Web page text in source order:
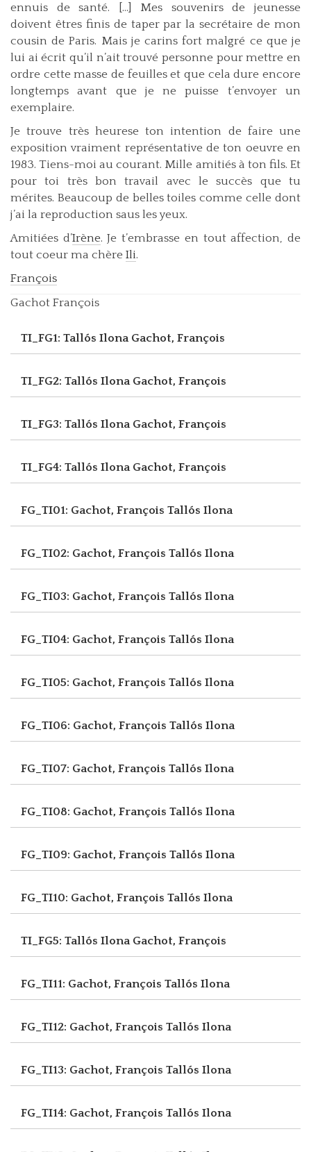
ennuis de santé. [...] Mes souvenirs de jeunesse
doivent êtres finis de taper par la secrétaire de mon
cousin de Paris. Mais je carins fort malgré ce que je
lui ai écrit qu’il n’ait trouvé personne pour mettre en
ordre cette masse de feuilles et que cela dure encore
longtemps avant que je ne puisse t’envoyer un
exemplaire.
Je trouve très heurese ton intention de faire une
exposition vraiment représentative de ton oeuvre en
1983. Tiens-moi au courant. Mille amitiés à ton fils. Et
pour toi très bon travail avec le succès que tu
mérites. Beaucoup de belles toiles comme celle dont
j’ai la reproduction saus les yeux.
Amitiées d’Irène. Je t’embrasse en tout affection, de
tout coeur ma chère Ili.
François
Gachot François
TI_FG1: Tallós Ilona Gachot, François
TI_FG2: Tallós Ilona Gachot, François
TI_FG3: Tallós Ilona Gachot, François
TI_FG4: Tallós Ilona Gachot, François
FG_TI01: Gachot, François Tallós Ilona
FG_TI02: Gachot, François Tallós Ilona
FG_TI03: Gachot, François Tallós Ilona
FG_TI04: Gachot, François Tallós Ilona
FG_TI05: Gachot, François Tallós Ilona
FG_TI06: Gachot, François Tallós Ilona
FG_TI07: Gachot, François Tallós Ilona
FG_TI08: Gachot, François Tallós Ilona
FG_TI09: Gachot, François Tallós Ilona
FG_TI10: Gachot, François Tallós Ilona
TI_FG5: Tallós Ilona Gachot, François
FG_TI11: Gachot, François Tallós Ilona
FG_TI12: Gachot, François Tallós Ilona
FG_TI13: Gachot, François Tallós Ilona
FG_TI14: Gachot, François Tallós Ilona